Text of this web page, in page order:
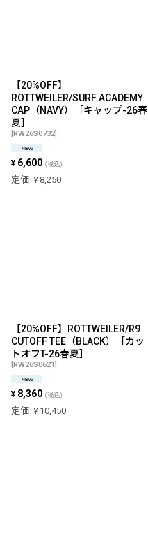
【20%OFF】
ROTTWEILER/SURF ACADEMY
CAP（NAVY）［キャップ-26春
夏］
[RW26S0732]
¥ 6,600 (税込)
定価: ¥ 8,250
【20%OFF】ROTTWEILER/R9
CUTOFF TEE（BLACK）［カッ
トオフT-26春夏］
[RW26S0621]
¥ 8,360 (税込)
定価: ¥ 10,450